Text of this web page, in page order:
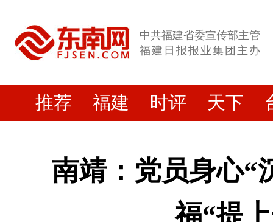
中共福建省委宣传部主管
福建日报报业集团主办
推荐 福建 时评 天下
南靖：党员身心“
福“提